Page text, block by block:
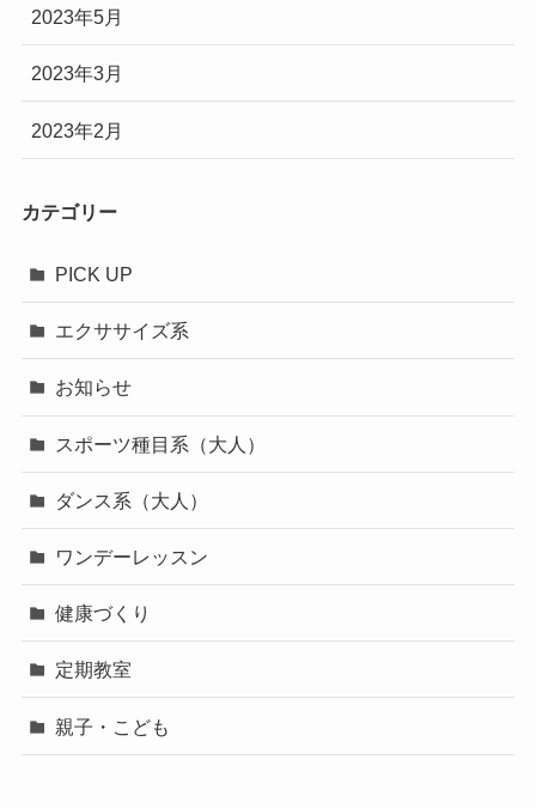
2023年5月
2023年3月
2023年2月
カテゴリー
PICK UP
エクササイズ系
お知らせ
スポーツ種目系（大人）
ダンス系（大人）
ワンデーレッスン
健康づくり
定期教室
親子・こども